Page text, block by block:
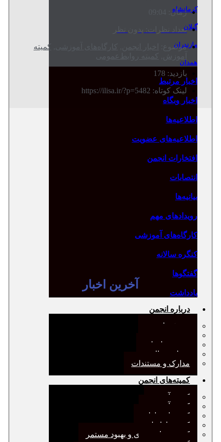
کرمانشاه
گیلان
مازندران
همدان
اخبار مرتبط
اخبار وبگاه
اطلاعیه‌ها
اطلاعیه‌های عضویت
افتخارات انجمن
انتصابات
بیانیه‌ها
رویدادهای مهم
کارگاه‌های آموزشی
کنگره سالانه
گفتگوها
یادداشت
درباره انجمن
معرفی انجمن
صورت‌جلسات
همیاری مالی
مدارک و مستندات
کمیته‌های انجمن
کمیته آرشیو
کمیته آموزش
کمیته انتشارات
کمیته بازاریابی
کمیته برنامه‌ریزی و بهبود مستمر
زمان:
تعداد نظرات:
موضوع:
کمیته
بازدید: 178
لینک کوتاه: https://ilisa.ir/?p=5482
آخرین اخبار